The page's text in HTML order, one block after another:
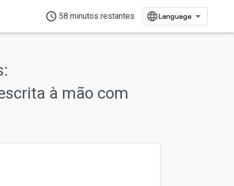
access_time 58 minutos restantes
à mão com